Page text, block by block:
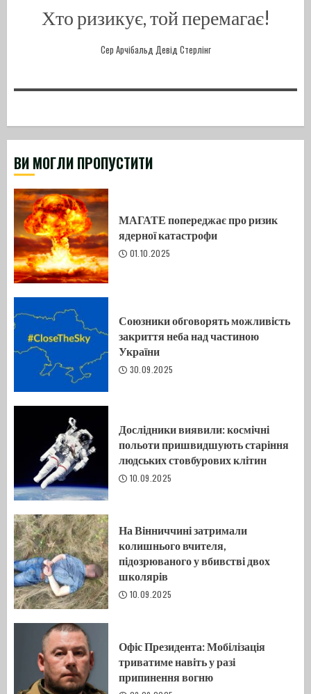
Хто ризикує, той перемагає!
Сер Арчібальд Девід Стерлінг
ВИ МОГЛИ ПРОПУСТИТИ
МАГАТЕ попереджає про ризик
ядерної катастрофи
01.10.2025
Союзники обговорять можливість
закриття неба над частиною
України
30.09.2025
Дослідники виявили: космічні
польоти пришвидшують старіння
людських стовбурових клітин
10.09.2025
На Вінниччині затримали
колишнього вчителя,
підозрюваного у вбивстві двох
школярів
10.09.2025
Офіс Президента: Мобілізація
триватиме навіть у разі
припинення вогню